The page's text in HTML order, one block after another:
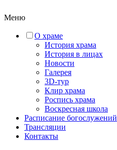
Меню
О храме
История храма
История в лицах
Новости
Галерея
3D-тур
Клир храма
Роспись храма
Воскресная школа
Расписание богослужений
Трансляции
Контакты